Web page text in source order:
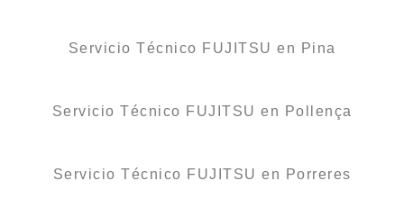
Servicio Técnico FUJITSU en Pina
Servicio Técnico FUJITSU en Pollença
Servicio Técnico FUJITSU en Porreres